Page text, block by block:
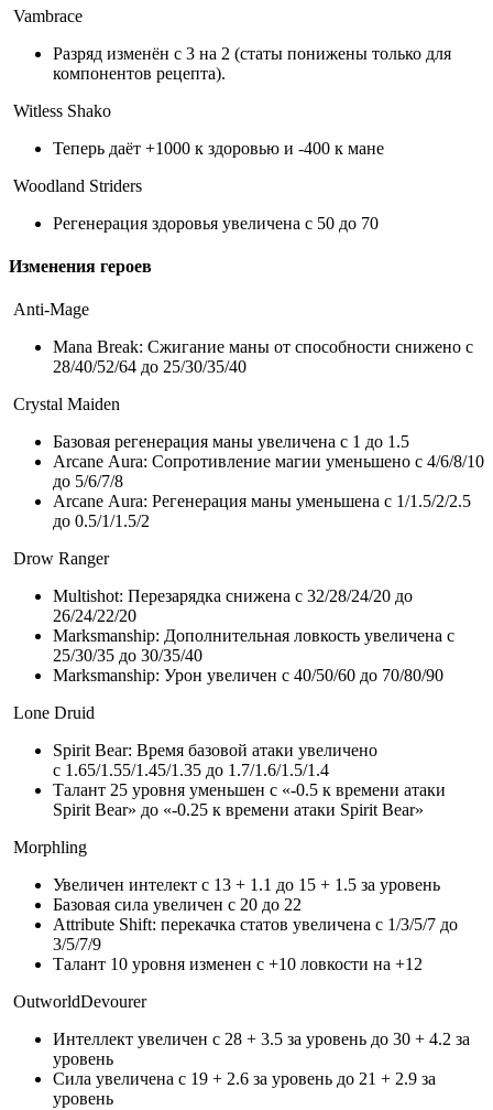
Vambrace
Разряд изменён с 3 на 2 (статы понижены только для
компонентов рецепта).
Witless Shako
Теперь даёт +1000 к здоровью и -400 к мане
Woodland Striders
Регенерация здоровья увеличена с 50 до 70
Изменения героев
Anti-Mage
Mana Break: Сжигание маны от способности снижено с
28/40/52/64 до 25/30/35/40
Crystal Maiden
Базовая регенерация маны увеличена с 1 до 1.5
Arcane Aura: Сопротивление магии уменьшено с 4/6/8/10
до 5/6/7/8
Arcane Aura: Регенерация маны уменьшена с 1/1.5/2/2.5
до 0.5/1/1.5/2
Drow Ranger
Multishot: Перезарядка снижена с 32/28/24/20 до
26/24/22/20
Marksmanship: Дополнительная ловкость увеличена с
25/30/35 до 30/35/40
Marksmanship: Урон увеличен с 40/50/60 до 70/80/90
Lone Druid
Spirit Bear: Время базовой атаки увеличено
с 1.65/1.55/1.45/1.35 до 1.7/1.6/1.5/1.4
Талант 25 уровня уменьшен с «-0.5 к времени атаки
Spirit Bear» до «-0.25 к времени атаки Spirit Bear»
Morphling
Увеличен интелект с 13 + 1.1 до 15 + 1.5 за уровень
Базовая сила увеличен с 20 до 22
Attribute Shift: перекачка статов увеличена с 1/3/5/7 до
3/5/7/9
Талант 10 уровня изменен с +10 ловкости на +12
OutworldDevourer
Интеллект увеличен с 28 + 3.5 за уровень до 30 + 4.2 за
уровень
Сила увеличена с 19 + 2.6 за уровень до 21 + 2.9 за
уровень